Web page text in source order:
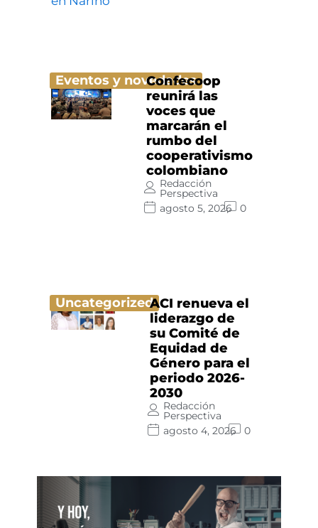
Eventos y novedades
Confecoop
reunirá las
voces que
marcarán el
rumbo del
cooperativismo
colombiano
Redacción
Perspectiva
agosto 5, 2026
0
UncategorizedACI renueva el
liderazgo de
su Comité de
Equidad de
Género para el
periodo 2026-
2030
Redacción
Perspectiva
agosto 4, 2026
0